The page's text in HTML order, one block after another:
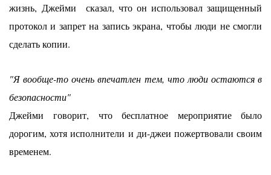
жизнь, Джейми
сказал, что он использовал защищенный
протокол и запрет на запись экрана, чтобы люди не смогли
сделать копии.
"Я вообще-то очень впечатлен тем, что люди остаются в
безопасности"
Джейми говорит, что бесплатное мероприятие было
дорогим, хотя исполнители и ди-джеи пожертвовали своим
временем.